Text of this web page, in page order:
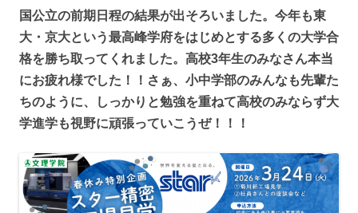
国公立の前期日程の結果が出そろいました。今年も東
大・京大という最高峰学府をはじめとする多くの大学合
格を勝ち取ってくれました。高校3年生のみなさん本当
にお疲れ様でした！！さぁ、小中学部のみんなも先輩た
ちのように、しっかりと勉強を重ねて高校のみならず大
学進学も視野に頑張っていこうぜ！！！